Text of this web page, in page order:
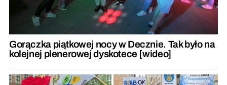
Gorączka piątkowej nocy w Decznie. Tak było na
kolejnej plenerowej dyskotece [wideo]